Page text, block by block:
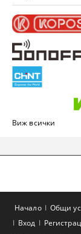
Виж всички
Начало Общи
Вход